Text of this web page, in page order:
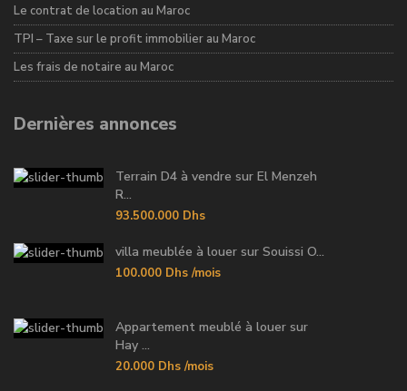
Le contrat de location au Maroc
TPI – Taxe sur le profit immobilier au Maroc
Les frais de notaire au Maroc
Dernières annonces
Terrain D4 à vendre sur El Menzeh
R...
93.500.000 Dhs
villa meublée à louer sur Souissi O...
100.000 Dhs /mois
Appartement meublé à louer sur
Hay ...
20.000 Dhs /mois